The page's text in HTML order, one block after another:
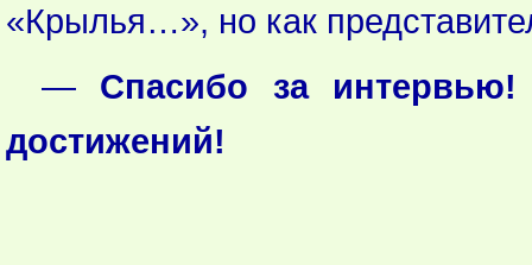
«Крылья…», но как
— Спасибо за
достижений!